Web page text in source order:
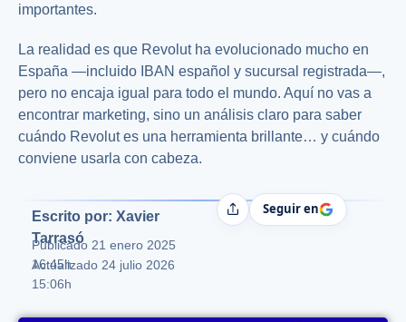
importantes.
La realidad es que Revolut ha evolucionado mucho en
España —incluido IBAN español y sucursal registrada—,
pero no encaja igual para todo el mundo. Aquí no vas a
encontrar marketing, sino un análisis claro para saber
cuándo Revolut es una herramienta brillante… y cuándo
conviene usarla con cabeza.
Escrito por: Xavier
Tarrasó
Publicado 21 enero 2025
16:45h
Actualizado 24 julio 2026
15:06h
CompartirSeguir en